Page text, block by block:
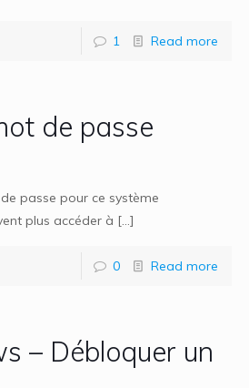
1 Read more
de passe
passe pour ce système
plus accéder à […]
0 Read more
– Débloquer un